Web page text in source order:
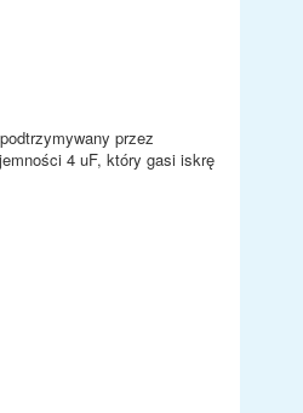
przez
4 uF, który gasi iskrę